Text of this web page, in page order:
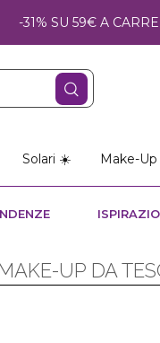
-31% SU 59€ A
Solari ☀️ Make-Up
UP DA